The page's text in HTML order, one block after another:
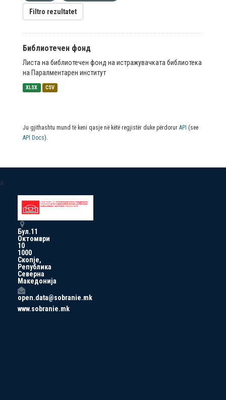
Filtro rezultatet
Библиотечен фонд
Листа на библиотечен фонд на истражувачката библиотека
на Паралментарен институт
XLSX CSV
Ju gjithashtu mund të keni qasje në këtë regjistër duke përdorur API (see
API Docs).
a
Бул.11
Октомври
10
1000
Скопје,
Република
Северна
Македонија
open.data@sobranie.mk
www.sobranie.mk